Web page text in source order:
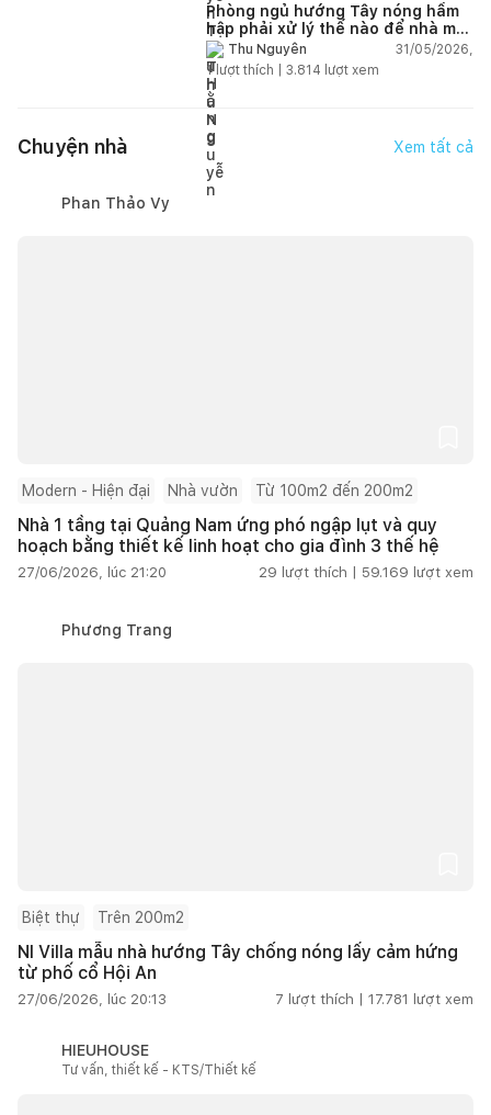
Phòng ngủ hướng Tây nóng hầm
hập phải xử lý thế nào để nhà mát
hơn?Thu Nguyễn
31/05/2026,
1lượt thích | 3.814 lượt xem
Chuyện nhà Xem tất cả
Phan Thảo Vy
Modern - Hiện đại Nhà vườn Từ 100m2 đến 200m2
Nhà 1 tầng tại Quảng Nam ứng phó ngập lụt và quy
hoạch bằng thiết kế linh hoạt cho gia đình 3 thế hệ
27/06/2026, lúc 21:20 29 lượt thích | 59.169 lượt xem
Phương Trang
Biệt thự Trên 200m2
NI Villa mẫu nhà hướng Tây chống nóng lấy cảm hứng
từ phố cổ Hội An
27/06/2026, lúc 20:13 7 lượt thích | 17.781 lượt xem
HIEUHOUSE
Tư vấn, thiết kế - KTS/Thiết kế